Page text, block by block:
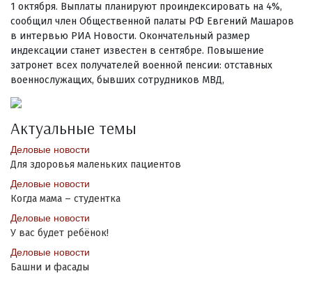
1 октября. Выплаты планируют проиндексировать на 4%,
сообщил член Общественной палаты РФ Евгений Машаров
в интервью РИА Новости. Окончательный размер
индексации станет известен в сентябре. Повышение
затронет всех получателей военной пенсии: отставных
военнослужащих, бывших сотрудников МВД,
Актуальные темы
Деловые новости
Для здоровья маленьких пациентов
Деловые новости
Когда мама – студентка
Деловые новости
У вас будет ребёнок!
Деловые новости
Башни и фасады